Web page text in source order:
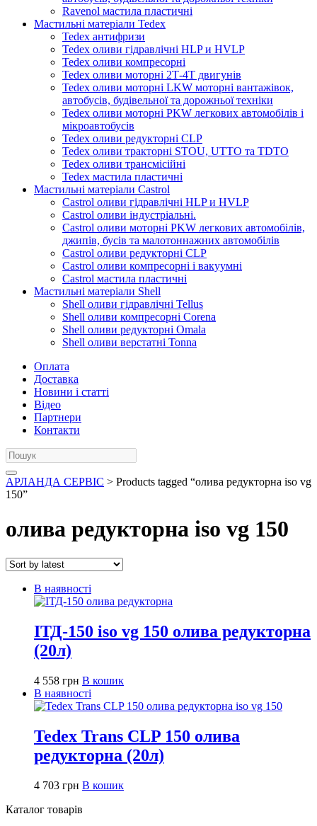
Ravenol мастила пластичні
Мастильні матеріали Tedex
Tedex антифризи
Tedex оливи гідравлічні HLP и HVLP
Tedex оливи компресорні
Tedex оливи моторні 2Т-4Т двигунів
Tedex оливи моторні LKW моторні вантажівок,
автобусів, будівельної та дорожньої техніки
Tedex оливи моторні PKW легкових автомобілів і
мікроавтобусів
Tedex оливи редукторні CLP
Tedex оливи тракторні STOU, UTTO та TDTO
Tedex оливи трансмісійні
Tedex мастила пластичні
Мастильні матеріали Castrol
Castrol оливи гідравлічні HLP и HVLP
Castrol оливи індустріальні.
Castrol оливи моторні PKW легкових автомобілів,
джипів, бусів та малотоннажних автомобілів
Castrol оливи редукторні CLP
Castrol оливи компресорні і вакуумні
Castrol мастила пластичні
Мастильні матеріали Shell
Shell оливи гідравлічні Tellus
Shell оливи компресорні Corena
Shell оливи редукторні Omala
Shell оливи верстатні Tonna
Оплата
Доставка
Новини і статті
Відео
Партнери
Контакти
АРЛАНДА СЕРВІС > Products tagged “олива редукторна iso vg
150”
олива редукторна iso vg 150
В наявності
ІТД-150 iso vg 150 олива редукторна
(20л)
4 558 грн В кошик
В наявності
Tedex Trans CLP 150 олива
редукторна (20л)
4 703 грн В кошик
Каталог товарів